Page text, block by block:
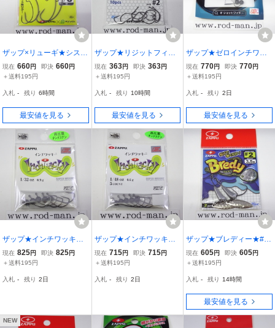
ザップ×リューギ★システ
ムフックRPZスタンダー
ド★#1/0
現在 660円 即決 660円
＋送料195円
入札 - 残り 6時間
最安値を見る
ザップ★リジットフィネ
ス★#2
現在 363円 即決 363円
＋送料195円
入札 - 残り 10時間
最安値を見る
ザップ★ゼロインチワッ
キー★#1/48oz (0.6g)★エ
コ認定商品
現在 770円 即決 770円
＋送料195円
入札 - 残り 2日
最安値を見る
ザップ★インチワッキー
★#1/32oz（0.9g）★エコ
認定商品
現在 825円 即決 825円
＋送料195円
入札 - 残り 2日
ザップ★インチワッキー
★#1/48oz（0.6g）★エコ
認定商品
現在 715円 即決 715円
＋送料195円
入札 - 残り 2日
ザップ★ブレディー★#2
★3.5g★ウィロー
現在 605円 即決 605円
＋送料195円
入札 - 残り 14時間
最安値を見る
NEW